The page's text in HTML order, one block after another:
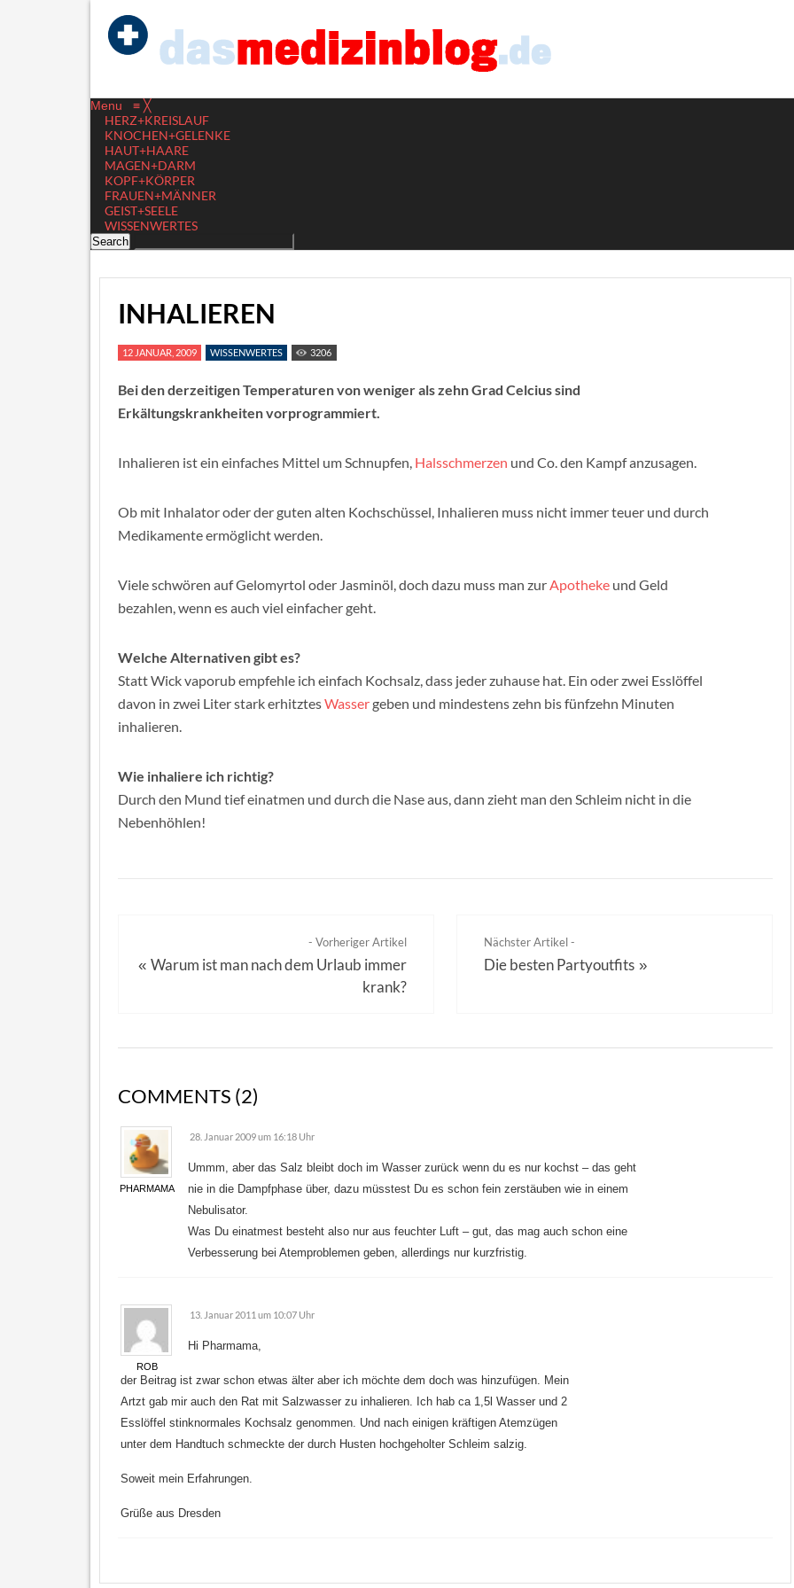
Menu ≡ ╳
HERZ+KREISLAUF
KNOCHEN+GELENKE
HAUT+HAARE
MAGEN+DARM
KOPF+KÖRPER
FRAUEN+MÄNNER
GEIST+SEELE
WISSENWERTES
INHALIEREN
12 JANUAR, 2009 WISSENWERTES 3206
Bei den derzeitigen Temperaturen von weniger als zehn Grad Celcius sind
Erkältungskrankheiten vorprogrammiert.
Inhalieren ist ein einfaches Mittel um Schnupfen, Halsschmerzen und Co. den Kampf anzusagen.
Ob mit Inhalator oder der guten alten Kochschüssel, Inhalieren muss nicht immer teuer und durch
Medikamente ermöglicht werden.
Viele schwören auf Gelomyrtol oder Jasminöl, doch dazu muss man zurApotheke und Geld
bezahlen, wenn es auch viel einfacher geht.
Welche Alternativen gibt es?
Statt Wick vaporub empfehle ich einfach Kochsalz, dass jeder zuhause hat. Ein oder zwei Esslöffel
davon in zwei Liter stark erhitztesWassergeben und mindestens zehn bis fünfzehn Minuten
inhalieren.
Wie inhaliere ich richtig?
Durch den Mund tief einatmen und durch die Nase aus, dann zieht man den Schleim nicht in die
Nebenhöhlen!
- Vorheriger Artikel
« Warum ist man nach dem Urlaub immer
krank?
Nächster Artikel -
Die besten Partyoutfits »
COMMENTS (2)
PHARMAMA
28. Januar 2009 um 16:18 Uhr
Ummm, aber das Salz bleibt doch im Wasser zurück wenn du es nur kochst – das geht
nie in die Dampfphase über, dazu müsstest Du es schon fein zerstäuben wie in einem
Nebulisator.
Was Du einatmest besteht also nur aus feuchter Luft – gut, das mag auch schon eine
Verbesserung bei Atemproblemen geben, allerdings nur kurzfristig.
ROB
13. Januar 2011 um 10:07 Uhr
Hi Pharmama,
der Beitrag ist zwar schon etwas älter aber ich möchte dem doch was hinzufügen. Mein
Artzt gab mir auch den Rat mit Salzwasser zu inhalieren. Ich hab ca 1,5l Wasser und 2
Esslöffel stinknormales Kochsalz genommen. Und nach einigen kräftigen Atemzügen
unter dem Handtuch schmeckte der durch Husten hochgeholter Schleim salzig.
Soweit mein Erfahrungen.
Grüße aus Dresden